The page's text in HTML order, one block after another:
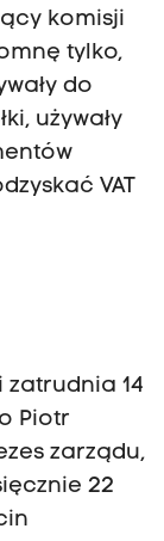
komisji
tylko,
do
używały
VAT
zatrudnia 14
Piotr
zarządu,
22